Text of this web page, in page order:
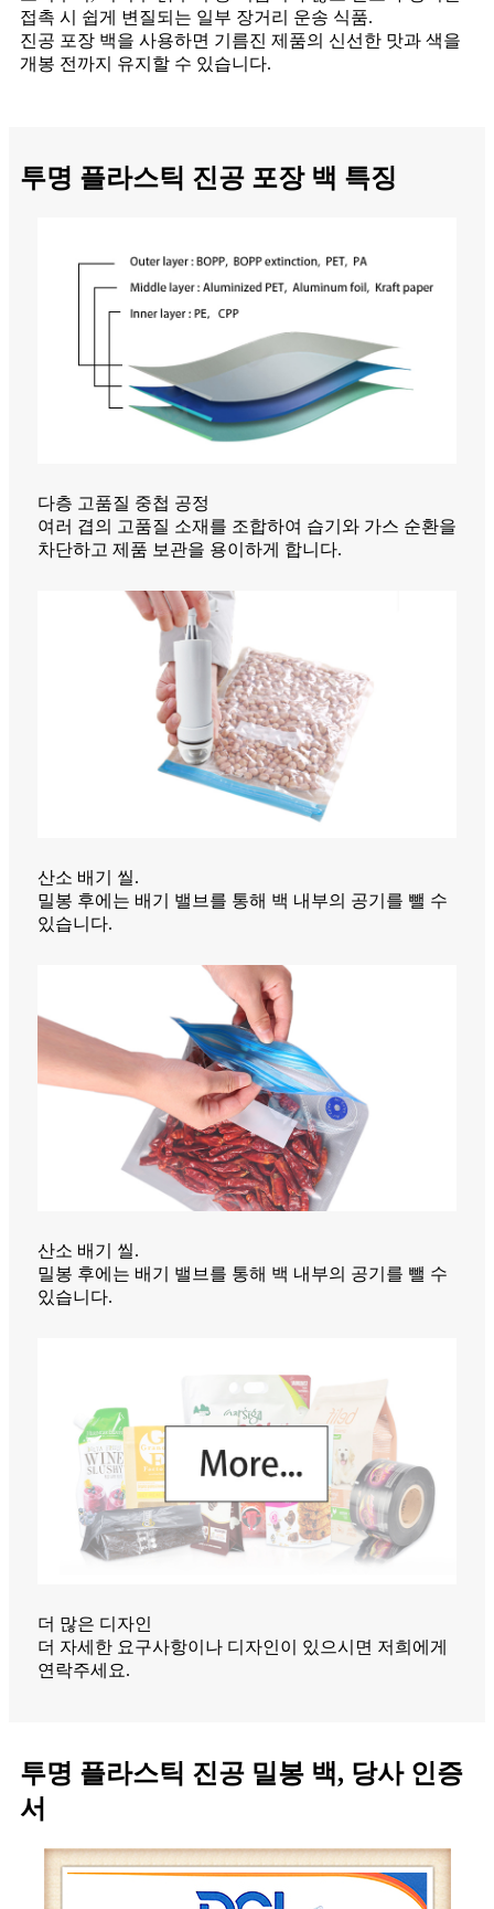
접촉 시 쉽게 변질되는 일부 장거리 운송 식품.
진공 포장 백을 사용하면 기름진 제품의 신선한 맛과 색을
개봉 전까지 유지할 ​​수 있습니다.
투명 플라스틱 진공 포장 백 특징
다층 고품질 중첩 공정
여러 겹의 고품질 소재를 조합하여 습기와 가스 순환을
차단하고 제품 보관을 용이하게 합니다.
산소 배기 씰.
밀봉 후에는 배기 밸브를 통해 백 내부의 공기를 뺄 수
있습니다.
산소 배기 씰.
밀봉 후에는 배기 밸브를 통해 백 내부의 공기를 뺄 수
있습니다.
더 많은 디자인
더 자세한 요구사항이나 디자인이 있으시면 저희에게
연락주세요.
투명 플라스틱 진공 밀봉 백, 당사 인증
서